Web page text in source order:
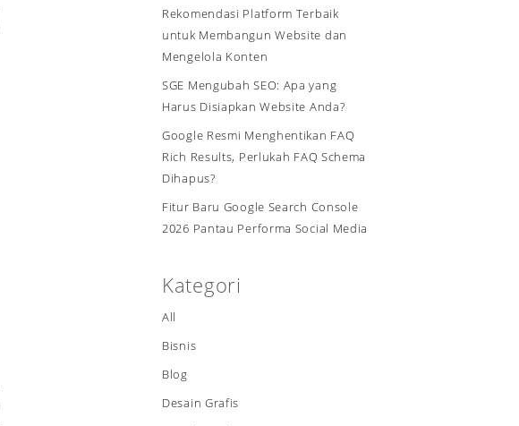
Rekomendasi Platform Terbaik
untuk Membangun Website dan
Mengelola Konten
SGE Mengubah SEO: Apa yang
Harus Disiapkan Website Anda?
Google Resmi Menghentikan FAQ
Rich Results, Perlukah FAQ Schema
Dihapus?
Fitur Baru Google Search Console
2026 Pantau Performa Social Media
Kategori
All
Bisnis
Blog
Desain Grafis